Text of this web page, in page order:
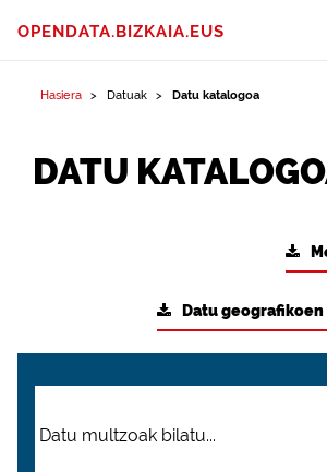
OPENDATA.BIZKAIA.EUS
Hasiera Datuak Datu katalogoa
DATU
Datu